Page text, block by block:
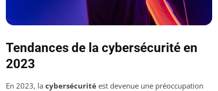
Tendances de la cybersécurité en
2023
En 2023, la cybersécurité est devenue une préoccupation